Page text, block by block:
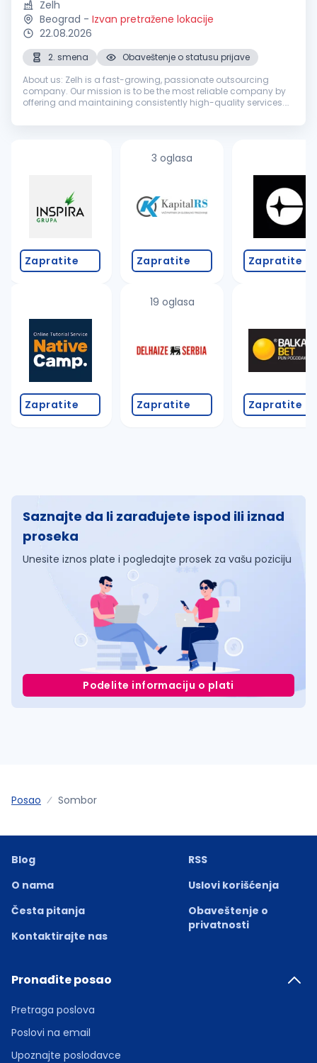
Zelh
Beograd - Izvan pretražene lokacije
22.08.2026
2. smena
Obaveštenje o statusu prijave
About us: Zelh is a fast-growing, passionate outsourcing
company. Our mission is to be the most reliable company by
offering and maintaining consistently high-quality services.
with customer...
Zapratite
Zapratite
3 oglasa
Zapratite
19 oglasa
Zapratite
Zapratite
Zapratite
Saznajte da li zarađujete ispod ili iznad
proseka
Unesite iznos plate i pogledajte prosek za vašu poziciju
Podelite informaciju o plati
Posao Sombor
Blog
O nama
Česta pitanja
Kontaktirajte nas
RSS
Uslovi korišćenja
Obaveštenje o
privatnosti
Pronađite posao
Pretraga poslova
Poslovi na email
Upoznajte poslodavce